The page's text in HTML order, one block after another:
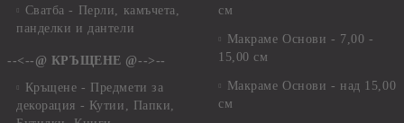
Сватба - Перли, камъчета,
панделки и дантели
--<--@ КРЪЩЕНЕ @-->--
Кръщене - Предмети за
декорация - Кутии, Папки,
см
Макраме Основи - 7,00 -
15,00 см
Макраме Основи - над 15,00
см